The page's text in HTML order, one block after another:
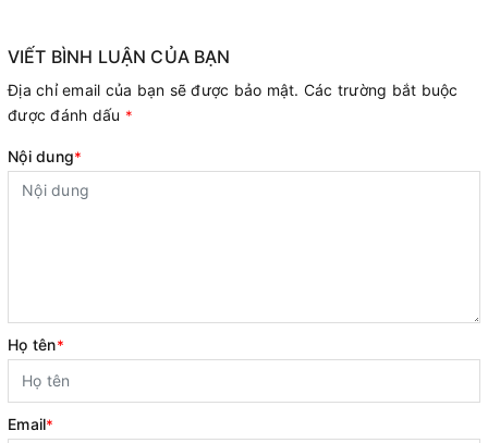
VIẾT BÌNH LUẬN CỦA BẠN
Địa chỉ email của bạn sẽ được bảo mật. Các trường bắt buộc
được đánh dấu *
Nội dung*
Họ tên*
Email*